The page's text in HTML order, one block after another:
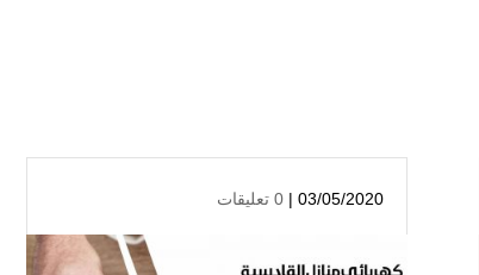
03/05/2020 | 0 تعليقات